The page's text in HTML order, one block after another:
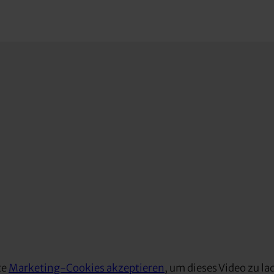
Marketing-Cookies akzeptieren, um dieses Video zu